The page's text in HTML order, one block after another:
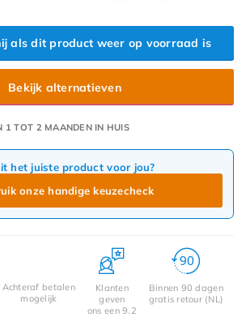
als dit product weer op voorraad is
Bekijk alternatieven
1 TOT 2 MAANDEN IN HUIS
het juiste product voor jou?
onze handige keuzecheck
Achteraf betalen
mogelijk
Klanten
geven
ons een 9.2
Binnen 90 dagen
gratis retour (NL)